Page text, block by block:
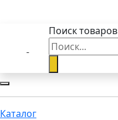
Поиск товаров
Каталог